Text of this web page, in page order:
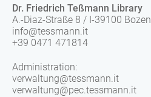
Dr. Friedrich Teßmann Library
A.-Diaz-Straße 8 / I-39100 Bozen
info@tessmann.it
+39 0471 471814
Administration:
verwaltung@tessmann.it
verwaltung@pec.tessmann.it